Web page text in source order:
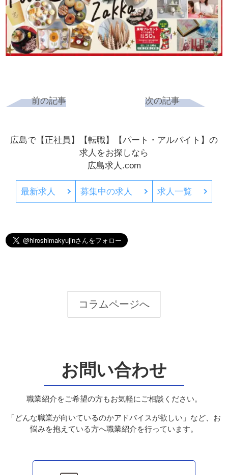
前の記事 次の記事
広島で【正社員】【転職】【パート・アルバイト】の
求人をお探しなら
広島求人.com
最新求人 募集中の求人 求人一覧
コラムページへ
お問い合わせ
職業紹介をご希望の方もお気軽にご相談ください。
「どんな職業が向いているのかアドバイスが欲しい」など、お
悩みを抱えている方へ職業紹介を行っています。